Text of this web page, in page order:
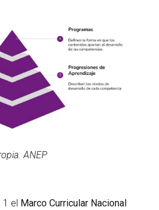
ANEP
el Marco Curricular Nacional